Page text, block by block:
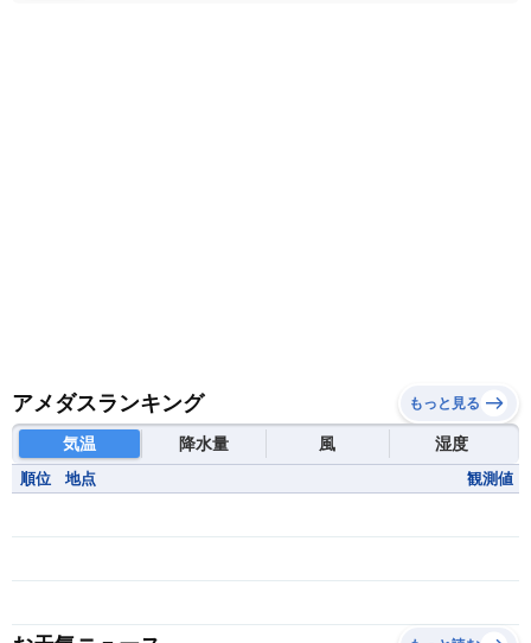
アメダスランキング もっと見る
気温 降水量 風 湿度
順位 地点 観測値